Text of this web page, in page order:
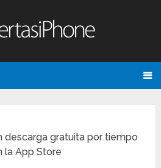
descarga gratuita por tiempo
la App Store